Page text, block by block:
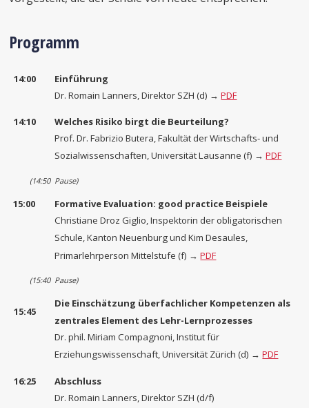
Programm
14:00
Einführung
Dr. Romain Lanners, Direktor SZH (d) →PDF
14:10
Welches Risiko birgt die Beurteilung?
Prof. Dr. Fabrizio Butera, Fakultät der Wirtschafts- und
Sozialwissenschaften, Universität Lausanne (f) →PDF
(14:50 Pause)
15:00
Formative Evaluation: good practice Beispiele
Christiane Droz Giglio, Inspektorin der obligatorischen
Schule, Kanton Neuenburg und Kim Desaules,
Primarlehrperson Mittelstufe (f) →PDF
(15:40 Pause)
15:45
Die Einschätzung überfachlicher Kompetenzen als
zentrales Element des Lehr-Lernprozesses
Dr. phil. Miriam Compagnoni, Institut für
Erziehungswissenschaft, Universität Zürich (d) →PDF
16:25
Abschluss
Dr. Romain Lanners, Direktor SZH (d/f)